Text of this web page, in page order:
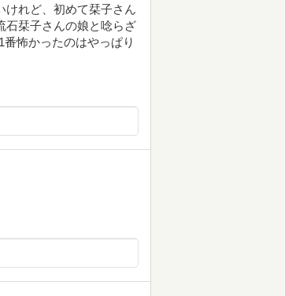
けれど、初めて栞子さん
石栞子さんの娘と唸らざ
怖かったのはやっぱり